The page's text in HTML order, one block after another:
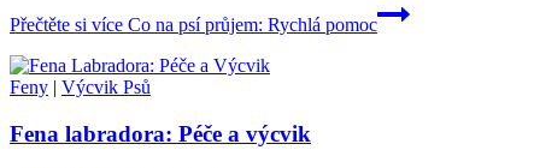
Přečtěte si více Co na psí průjem: Rychlá pomoc
Feny | Výcvik Psů
Fena labradora: Péče a výcvik